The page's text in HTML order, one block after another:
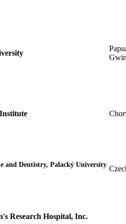
and Dentistry, Palacký University
Research Hospital, Inc.